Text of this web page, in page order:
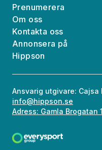
Prenumerera
Om oss
Kontakta oss
Annonsera på
Hippson
Ansvarig utgivare: Cajsa
info@hippson.se
Adress: Gamla Brogatan